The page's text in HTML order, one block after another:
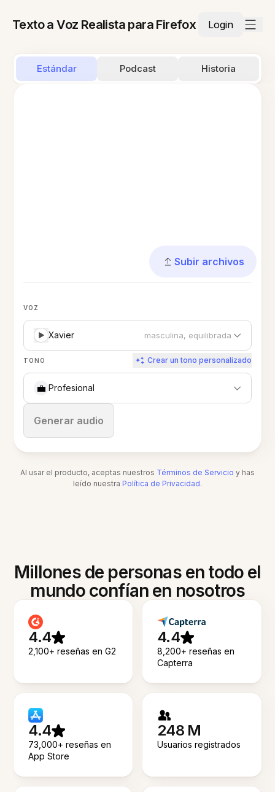
Texto a Voz Realista para Firefox Login
Estándar Podcast Historia
Subir archivos
VOZ
Xavier masculina, equilibrada
TONO Crear un tono personalizado
💼 Profesional
Generar audio
Detener
Al usar el producto, aceptas nuestros Términos de Servicio y has
leído nuestra Política de Privacidad.
Millones de personas en todo el
mundo confían en nosotros
4.4
2,100+ reseñas en G2
4.4
8,200+ reseñas en
Capterra
4.4
73,000+ reseñas en
App Store
248 M
Usuarios registrados